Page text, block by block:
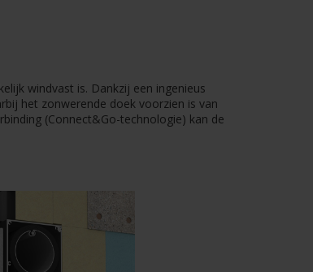
Hongaars - Hongarije
Italiaans - Italië
Pools - Polen
Noors - Noorwegen
Zweeds - Zweden
Engels - Ierland
windvast is. Dankzij een ingenieus
het zonwerende doek voorzien is van
(Connect&Go-technologie) kan de